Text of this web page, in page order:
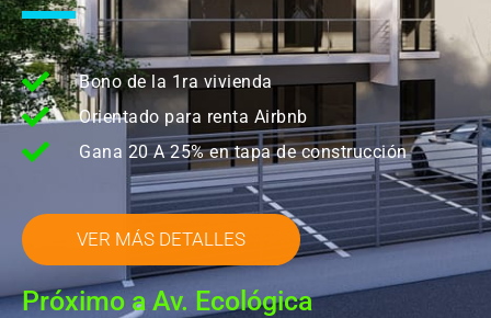
Bono de la 1ra vivienda
Orientado para renta Airbnb
Gana 20 A 25% en tapa de construcción
VER MÁS DETALLES
Próximo a Av. Ecológica